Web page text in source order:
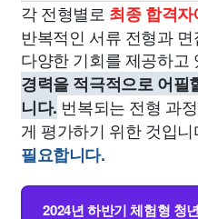
각 전형별로 최종 합격
반복적인 서류 전형과
다양한 기회를 제공하고
경력을 적극적으로 어필
니다. 번복되는 전형 과
게 평가하기 위한 것입니
필요합니다.
2024년 하반기 체험형 청